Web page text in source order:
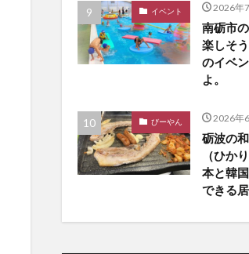
イベント 2026年
南砺市の
楽しそ
のイベ
よ。
びーやん 2026年
砺波の
（ひか
本と韓
できる